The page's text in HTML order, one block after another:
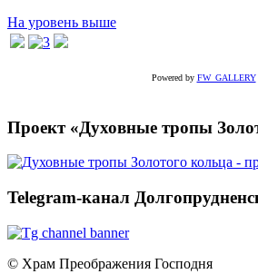
На уровень выше
Powered by FW_GALLERY
Проект «Духовные тропы
Telegram-канал
© Храм Преображения Господня